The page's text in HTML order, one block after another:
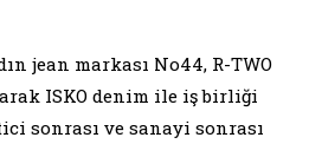
jean markası No44, R-TWO
ISKO denim ile iş birliği
sonrası ve sanayi sonrası